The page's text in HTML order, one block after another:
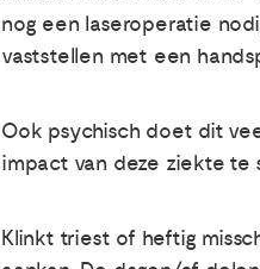
nog een laseroperatie
vaststellen met een
Ook psychisch doet dit
impact van deze ziekte te
Klinkt triest of heftig